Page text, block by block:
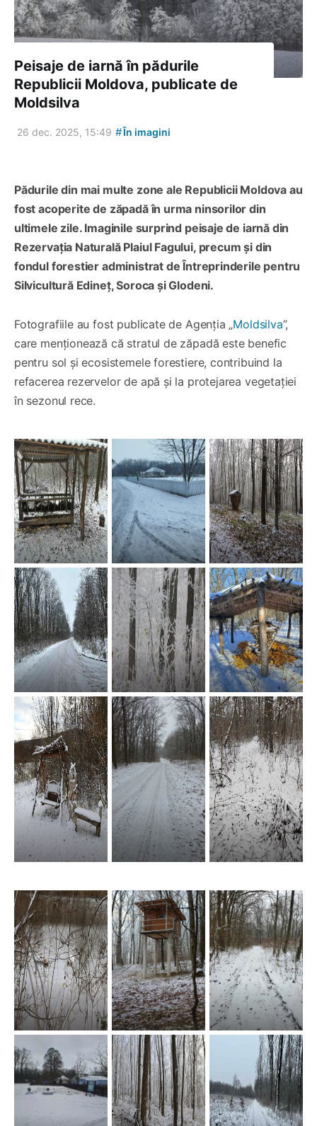
Peisaje de iarnă în pădurile
Republicii Moldova, publicate de
Moldsilva
26 dec. 2025, 15:49 #În imagini
Pădurile din mai multe zone ale Republicii Moldova au
fost acoperite de zăpadă în urma ninsorilor din
ultimele zile. Imaginile surprind peisaje de iarnă din
Rezervația Naturală Plaiul Fagului, precum și din
fondul forestier administrat de Întreprinderile pentru
Silvicultură Edineț, Soroca și Glodeni.
Fotografiile au fost publicate de Agenția „Moldsilva”,
care menționează că stratul de zăpadă este benefic
pentru sol și ecosistemele forestiere, contribuind la
refacerea rezervelor de apă și la protejarea vegetației
în sezonul rece.